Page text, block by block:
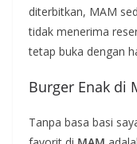
diterbitkan, MAM
tidak menerima
tetap buka dengan
Burger Enak di
Tanpa basa basi